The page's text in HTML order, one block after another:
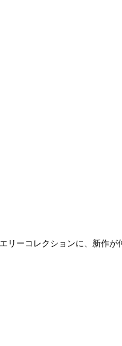
ーコレクションに、新作が